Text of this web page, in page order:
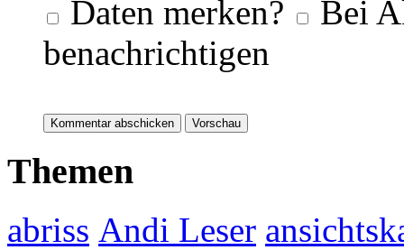
Daten merken?
Bei
benachrichtigen
Themen
abriss Andi Leser